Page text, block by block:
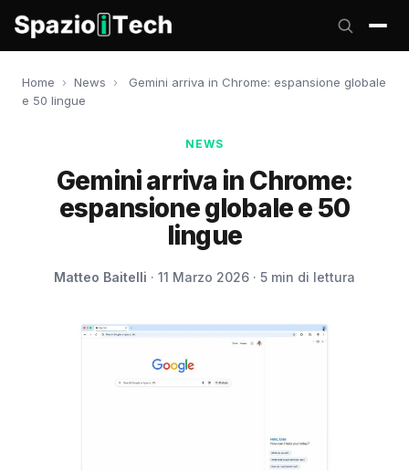
Home › News ›
Gemini arriva in Chrome: espansione globale
e 50 lingue
NEWS
Gemini arriva in Chrome:
espansione globale e 50
lingue
Matteo Baitelli · 11 Marzo 2026 · 5 min di lettura